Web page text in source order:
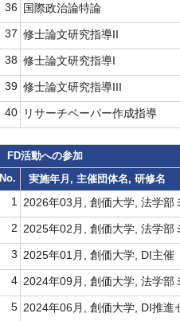
36
国際政治論特論
37 修士論文研究指導II
38 修士論文研究指導I
39 修士論文研究指導III
40
リサーチペーパー作成指導
FD活動への参加
No.
実施年月, 主催団体名, 研修名
1
2026年03月, 創価大学, 法学
2 2025年02月, 創価大学, 法学
3 2025年01月, 創価大学, DI主
4 2024年09月, 創価大学, 法学
5 2024年06月, 創価大学, DI推